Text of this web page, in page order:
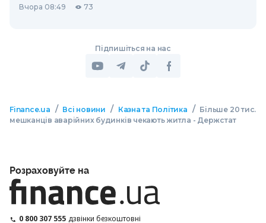
Вчора 08:49 73
Підпишіться на нас
Finance.ua / Всі новини / Казна та Політика / Більше 20 тис.
мешканців аварійних будинків чекають житла - Держстат
Розраховуйте на
0 800 307 555 дзвінки безкоштовні